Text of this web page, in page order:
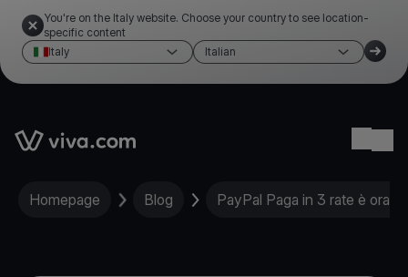
You're on the Italy website. Choose your country to see location-
specific content
Italy
Italian
Link to the homepage
Homepage Blog PayPal Paga in 3 rate è ora